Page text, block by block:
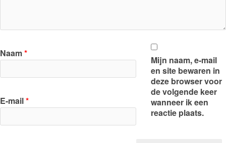
Naam*
E-mail*
Mijn naam, e-mail
en site bewaren in
deze browser voor
de volgende keer
wanneer ik een
reactie plaats.